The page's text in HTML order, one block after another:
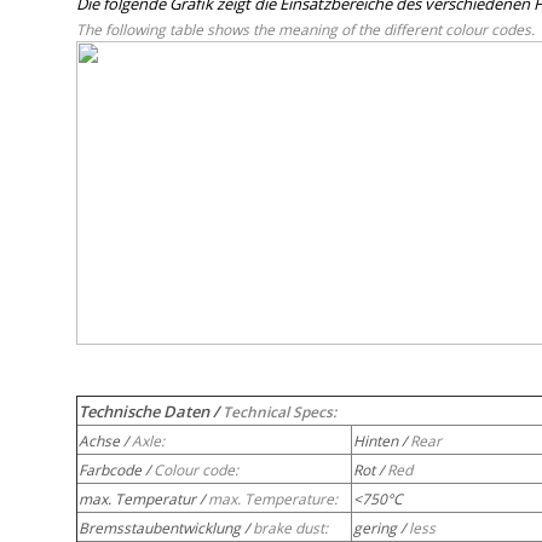
The following table shows the meaning of the different colour codes.
Technische Daten /Technical Specs:
Achse /Axle: Hinten /Rear
Farbcode /Colour code: Rot /Red
max. Temperatur /max. Temperature:
<750°C
Bremsstaubentwicklung /brake dust: gering /less